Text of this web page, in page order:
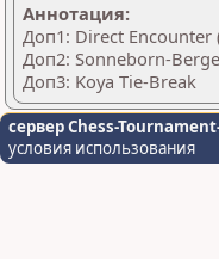
Аннотация:
Доп1: Direct
Доп2: Sonneborn-
Доп3: Koya Tie-Break
сервер Chess-
условия использования